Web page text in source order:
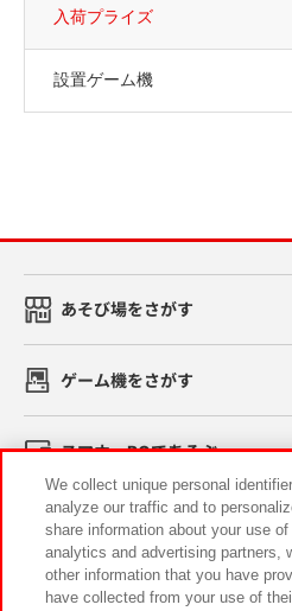
入荷プライズ
設置ゲーム機
あそび場をさがす
ゲーム機をさがす
スマホ・PCであそぶ
イベント・キャンペーン
We collect unique personal
analyze our traffic and to
share information about your use
analytics and advertising partners,
other information that you have
have collected from your use of